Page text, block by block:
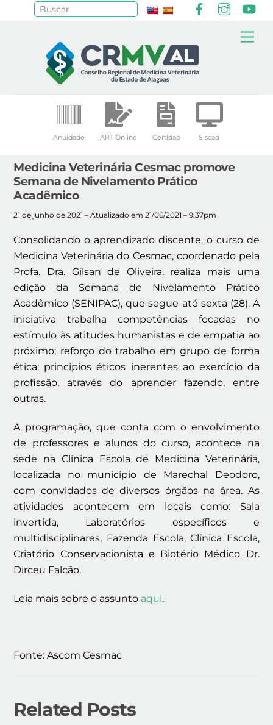
Anuidade ART Online Certidão Siscad
Medicina Veterinária Cesmac promove
Semana de Nivelamento Prático
Acadêmico
21 de junho de 2021 – Atualizado em 21/06/2021 – 9:37pm
Consolidando o aprendizado discente, o curso de
Medicina Veterinária do Cesmac, coordenado pela
Profa. Dra. Gilsan de Oliveira, realiza mais uma
edição da Semana de Nivelamento Prático
Acadêmico (SENIPAC), que segue até sexta (28). A
iniciativa trabalha competências focadas no
estímulo às atitudes humanistas e de empatia ao
próximo; reforço do trabalho em grupo de forma
ética; princípios éticos inerentes ao exercício da
profissão, através do aprender fazendo, entre
outras.
A programação, que conta com o envolvimento
de professores e alunos do curso, acontece na
sede na Clínica Escola de Medicina Veterinária,
localizada no município de Marechal Deodoro,
com convidados de diversos órgãos na área. As
atividades acontecem em locais como: Sala
invertida, Laboratórios específicos e
multidisciplinares, Fazenda Escola, Clínica Escola,
Criatório Conservacionista e Biotério Médico Dr.
Dirceu Falcão.
Leia mais sobre o assunto aqui.
Fonte: Ascom Cesmac
Related Posts